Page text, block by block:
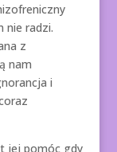
nie radzi.
z
nam
i
jej pomóc gdy